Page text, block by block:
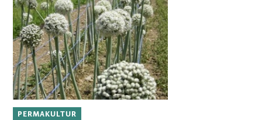
PERMAKULTUR